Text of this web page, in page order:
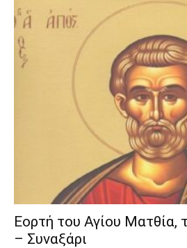
Εορτή του Αγίου Ματθία,
– Συναξάρι